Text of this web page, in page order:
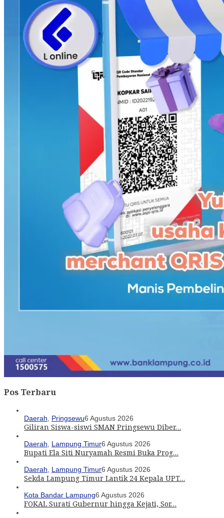
Pos Terbaru
Daerah Pringsewu6 Agustus 2026
Giliran Siswa-siswi SMAN Pringsewu Diber…
Daerah Lampung Timur6 Agustus 2026
Bupati Ela Siti Nuryamah Resmi Buka Prog…
Daerah Lampung Timur6 Agustus 2026
Sekda Lampung Timur Lantik 24 Kepala UPT…
Kota Bandar Lampung6 Agustus 2026
FOKAL Surati Gubernur hingga Kejati, Sor…